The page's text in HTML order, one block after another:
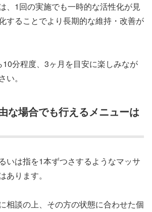
、1回の実施でも一時的な活性化が見
することでより長期的な維持・改善が
10分程度、3ヶ月を目安に楽しみなが
い。
な場合でも行えるメニューは
いは指を1本ずつさするようなマッサ
あります。
相談の上、その方の状態に合わせた個